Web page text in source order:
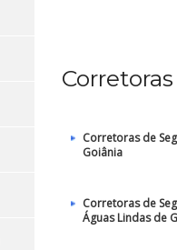
Corretoras de
Goiânia
Corretoras de
Águas Lindas de